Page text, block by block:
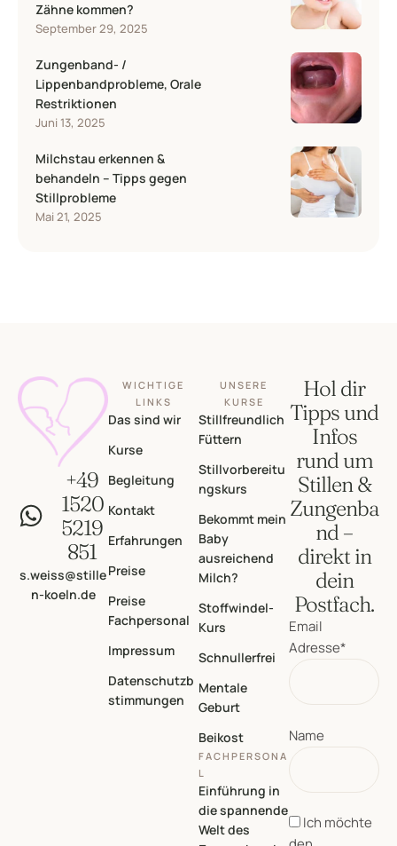
Zähne kommen?
September 29, 2025
Zungenband- /
Lippenbandprobleme, Orale
Restriktionen
Juni 13, 2025
Milchstau erkennen &
behandeln – Tipps gegen
Stillprobleme
Mai 21, 2025
+49
1520
5219
851
s.weiss@stille
n-koeln.de
WICHTIGE
LINKS
Das sind wir
Kurse
Begleitung
Kontakt
Erfahrungen
Preise
Preise
Fachpersonal
Impressum
Datenschutzb
stimmungen
UNSERE
KURSE
Stillfreundlich
Füttern
Stillvorbereitu
ngskurs
Bekommt mein
Baby
ausreichend
Milch?
Stoffwindel-
Kurs
Schnullerfrei
Mentale
Geburt
Beikost
FACHPERSONA
L
Einführung in
die spannende
Welt des
Hol dir
Tipps und
Infos
rund um
Stillen &
Zungenba
nd –
direkt in
dein
Postfach.
Email
Adresse*
Name
Ich möchte